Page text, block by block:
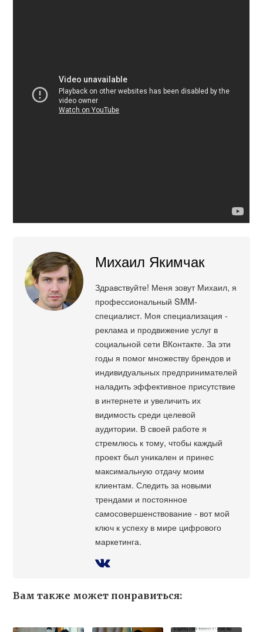
Михаил Якимчак
Здравствуйте! Меня зовут Михаил, я
профессиональный SMM-
специалист. Моя специализация -
реклама и продвижение услуг в
социальной сети ВКонтакте. За эти
годы я помог множеству брендов и
индивидуальных предпринимателей
наладить эффективное присутствие
в интернете и увеличить их
видимость среди целевой
аудитории. В своей работе я
стремлюсь к тому, чтобы каждый
проект был уникален и принес
максимальную отдачу моим
клиентам. Следить за новыми
трендами и постоянное
самосовершенствование - вот мой
ключ к успеху в мире цифрового
маркетинга.
Вам также может понравиться: